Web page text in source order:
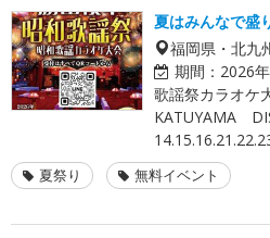
夏はみんなで盛
福岡県・北九
期間： 2026
歌謡祭カラオケ
KATUYAMA
夏祭り 無料イベント